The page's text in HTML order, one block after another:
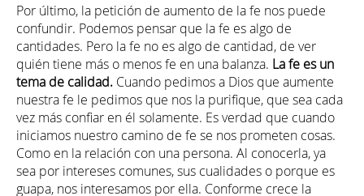
Por último, la petición de aumento de la fe nos puede
confundir. Podemos pensar que la fe es algo de
cantidades. Pero la fe no es algo de cantidad, de ver
quién tiene más o menos fe en una balanza. La fe es un
tema de calidad. Cuando pedimos a Dios que aumente
nuestra fe le pedimos que nos la purifique, que sea cada
vez más confiar en él solamente. Es verdad que cuando
iniciamos nuestro camino de fe se nos prometen cosas.
Como en la relación con una persona. Al conocerla, ya
sea por intereses comunes, sus cualidades o porque es
guapa, nos interesamos por ella. Conforme crece la